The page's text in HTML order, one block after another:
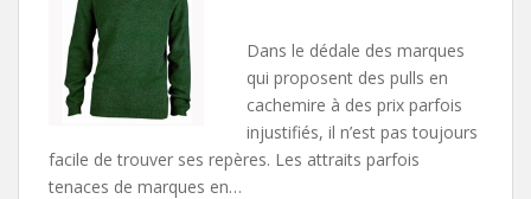
Dans le dédale des marques
qui proposent des pulls en
cachemire à des prix parfois
injustifiés, il n’est pas toujours
facile de trouver ses repères. Les attraits parfois
tenaces de marques en…